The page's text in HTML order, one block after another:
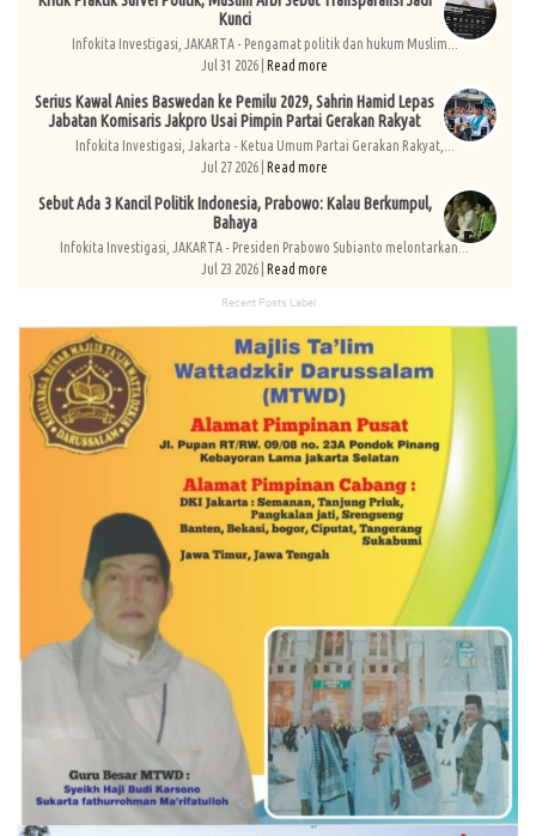
Kunci
Infokita Investigasi, JAKARTA - Pengamat politik dan hukum Muslim...
Jul 31 2026 | Read more
Serius Kawal Anies Baswedan ke Pemilu 2029, Sahrin Hamid Lepas
Jabatan Komisaris Jakpro Usai Pimpin Partai Gerakan Rakyat
Infokita Investigasi, Jakarta - Ketua Umum Partai Gerakan Rakyat,...
Jul 27 2026 | Read more
Sebut Ada 3 Kancil Politik Indonesia, Prabowo: Kalau Berkumpul,
Bahaya
Infokita Investigasi, JAKARTA - Presiden Prabowo Subianto melontarkan...
Jul 23 2026 | Read more
Recent Posts Label